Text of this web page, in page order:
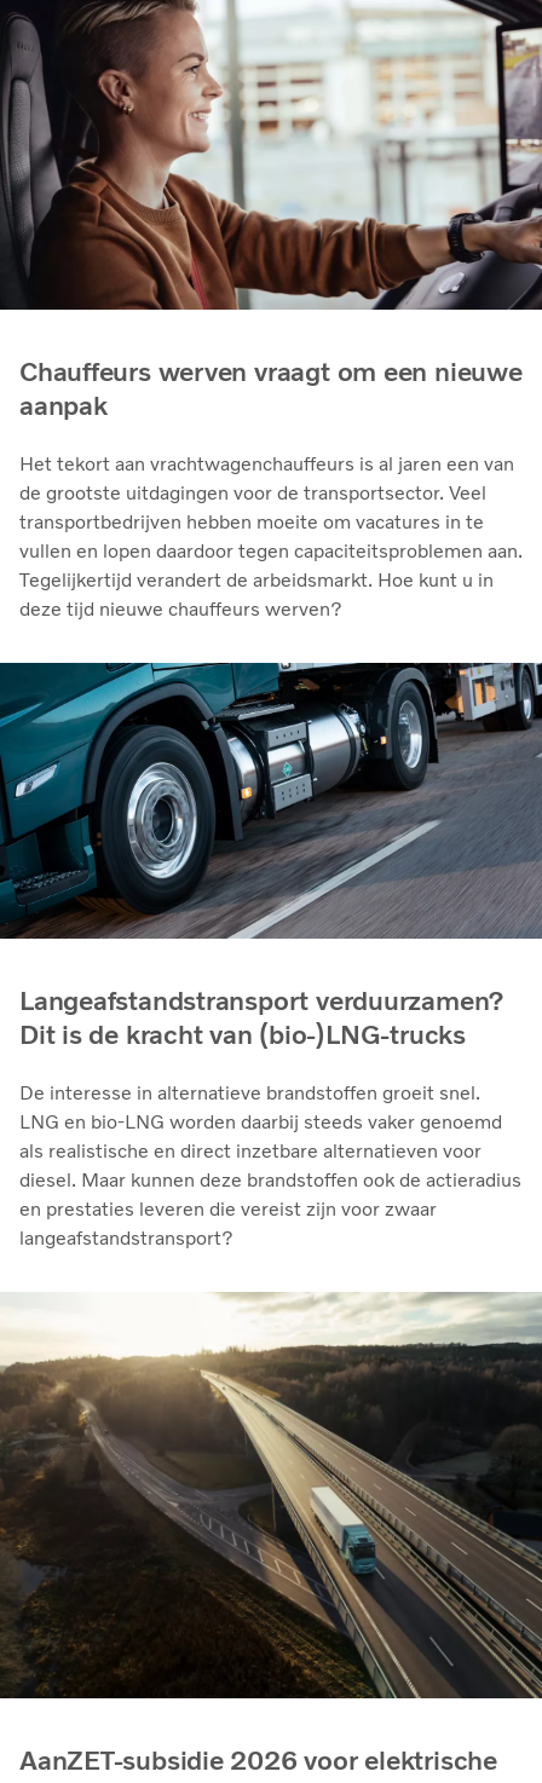
Chauffeurs werven vraagt om een nieuwe
aanpak
Het tekort aan vrachtwagenchauffeurs is al jaren een van
de grootste uitdagingen voor de transportsector. Veel
transportbedrijven hebben moeite om vacatures in te
vullen en lopen daardoor tegen capaciteitsproblemen aan.
Tegelijkertijd verandert de arbeidsmarkt. Hoe kunt u in
deze tijd nieuwe chauffeurs werven?
Langeafstandstransport verduurzamen?
Dit is de kracht van (bio-)LNG-trucks
De interesse in alternatieve brandstoffen groeit snel.
LNG en bio‑LNG worden daarbij steeds vaker genoemd
als realistische en direct inzetbare alternatieven voor
diesel. Maar kunnen deze brandstoffen ook de actieradius
en prestaties leveren die vereist zijn voor zwaar
langeafstandstransport?
AanZET-subsidie 2026 voor elektrische